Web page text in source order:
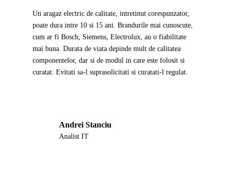
Un aragaz electric de calitate, intretinut corespunzator,
poate dura intre 10 si 15 ani. Brandurile mai cunoscute,
cum ar fi Bosch, Siemens, Electrolux, au o fiabilitate
mai buna. Durata de viata depinde mult de calitatea
componentelor, dar si de modul in care este folosit si
curatat. Evitati sa-l suprasolicitati si curatati-l regulat.
Andrei Stanciu
Analist IT